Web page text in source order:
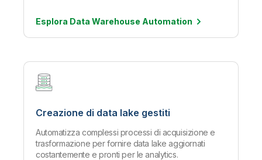
Esplora Data Warehouse Automation
Creazione di data lake gestiti
Automatizza complessi processi di acquisizione e
trasformazione per fornire data lake aggiornati
costantemente e pronti per le analytics.